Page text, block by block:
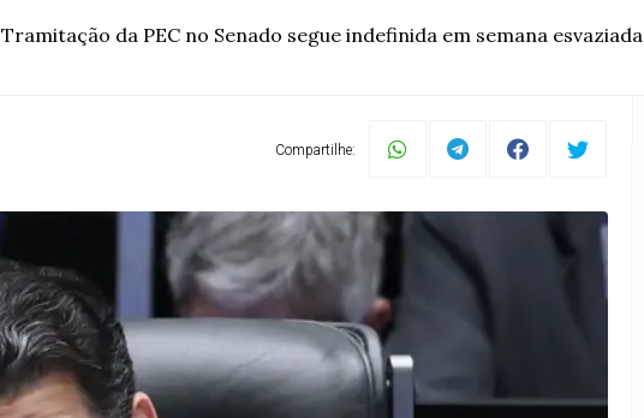
Tramitação da PEC no Senado segue indefinida em semana esvaziada
Compartilhe: